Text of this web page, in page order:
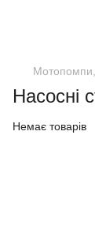
Насосні
Немає товарів